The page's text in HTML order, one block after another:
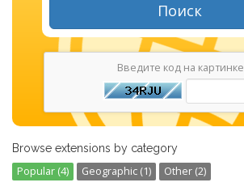
Поиск
Введите код на картинке
Browse extensions by category
Popular (4) Geographic (1) Other (2)